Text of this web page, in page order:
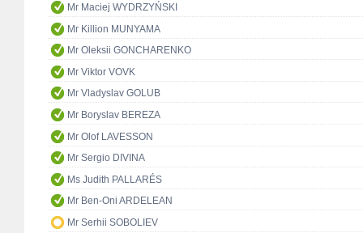
Mr Maciej WYDRZYŃSKI
Mr Killion MUNYAMA
Mr Oleksii GONCHARENKO
Mr Viktor VOVK
Mr Vladyslav GOLUB
Mr Boryslav BEREZA
Mr Olof LAVESSON
Mr Sergio DIVINA
Ms Judith PALLARÉS
Mr Ben-Oni ARDELEAN
Mr Serhii SOBOLIEV